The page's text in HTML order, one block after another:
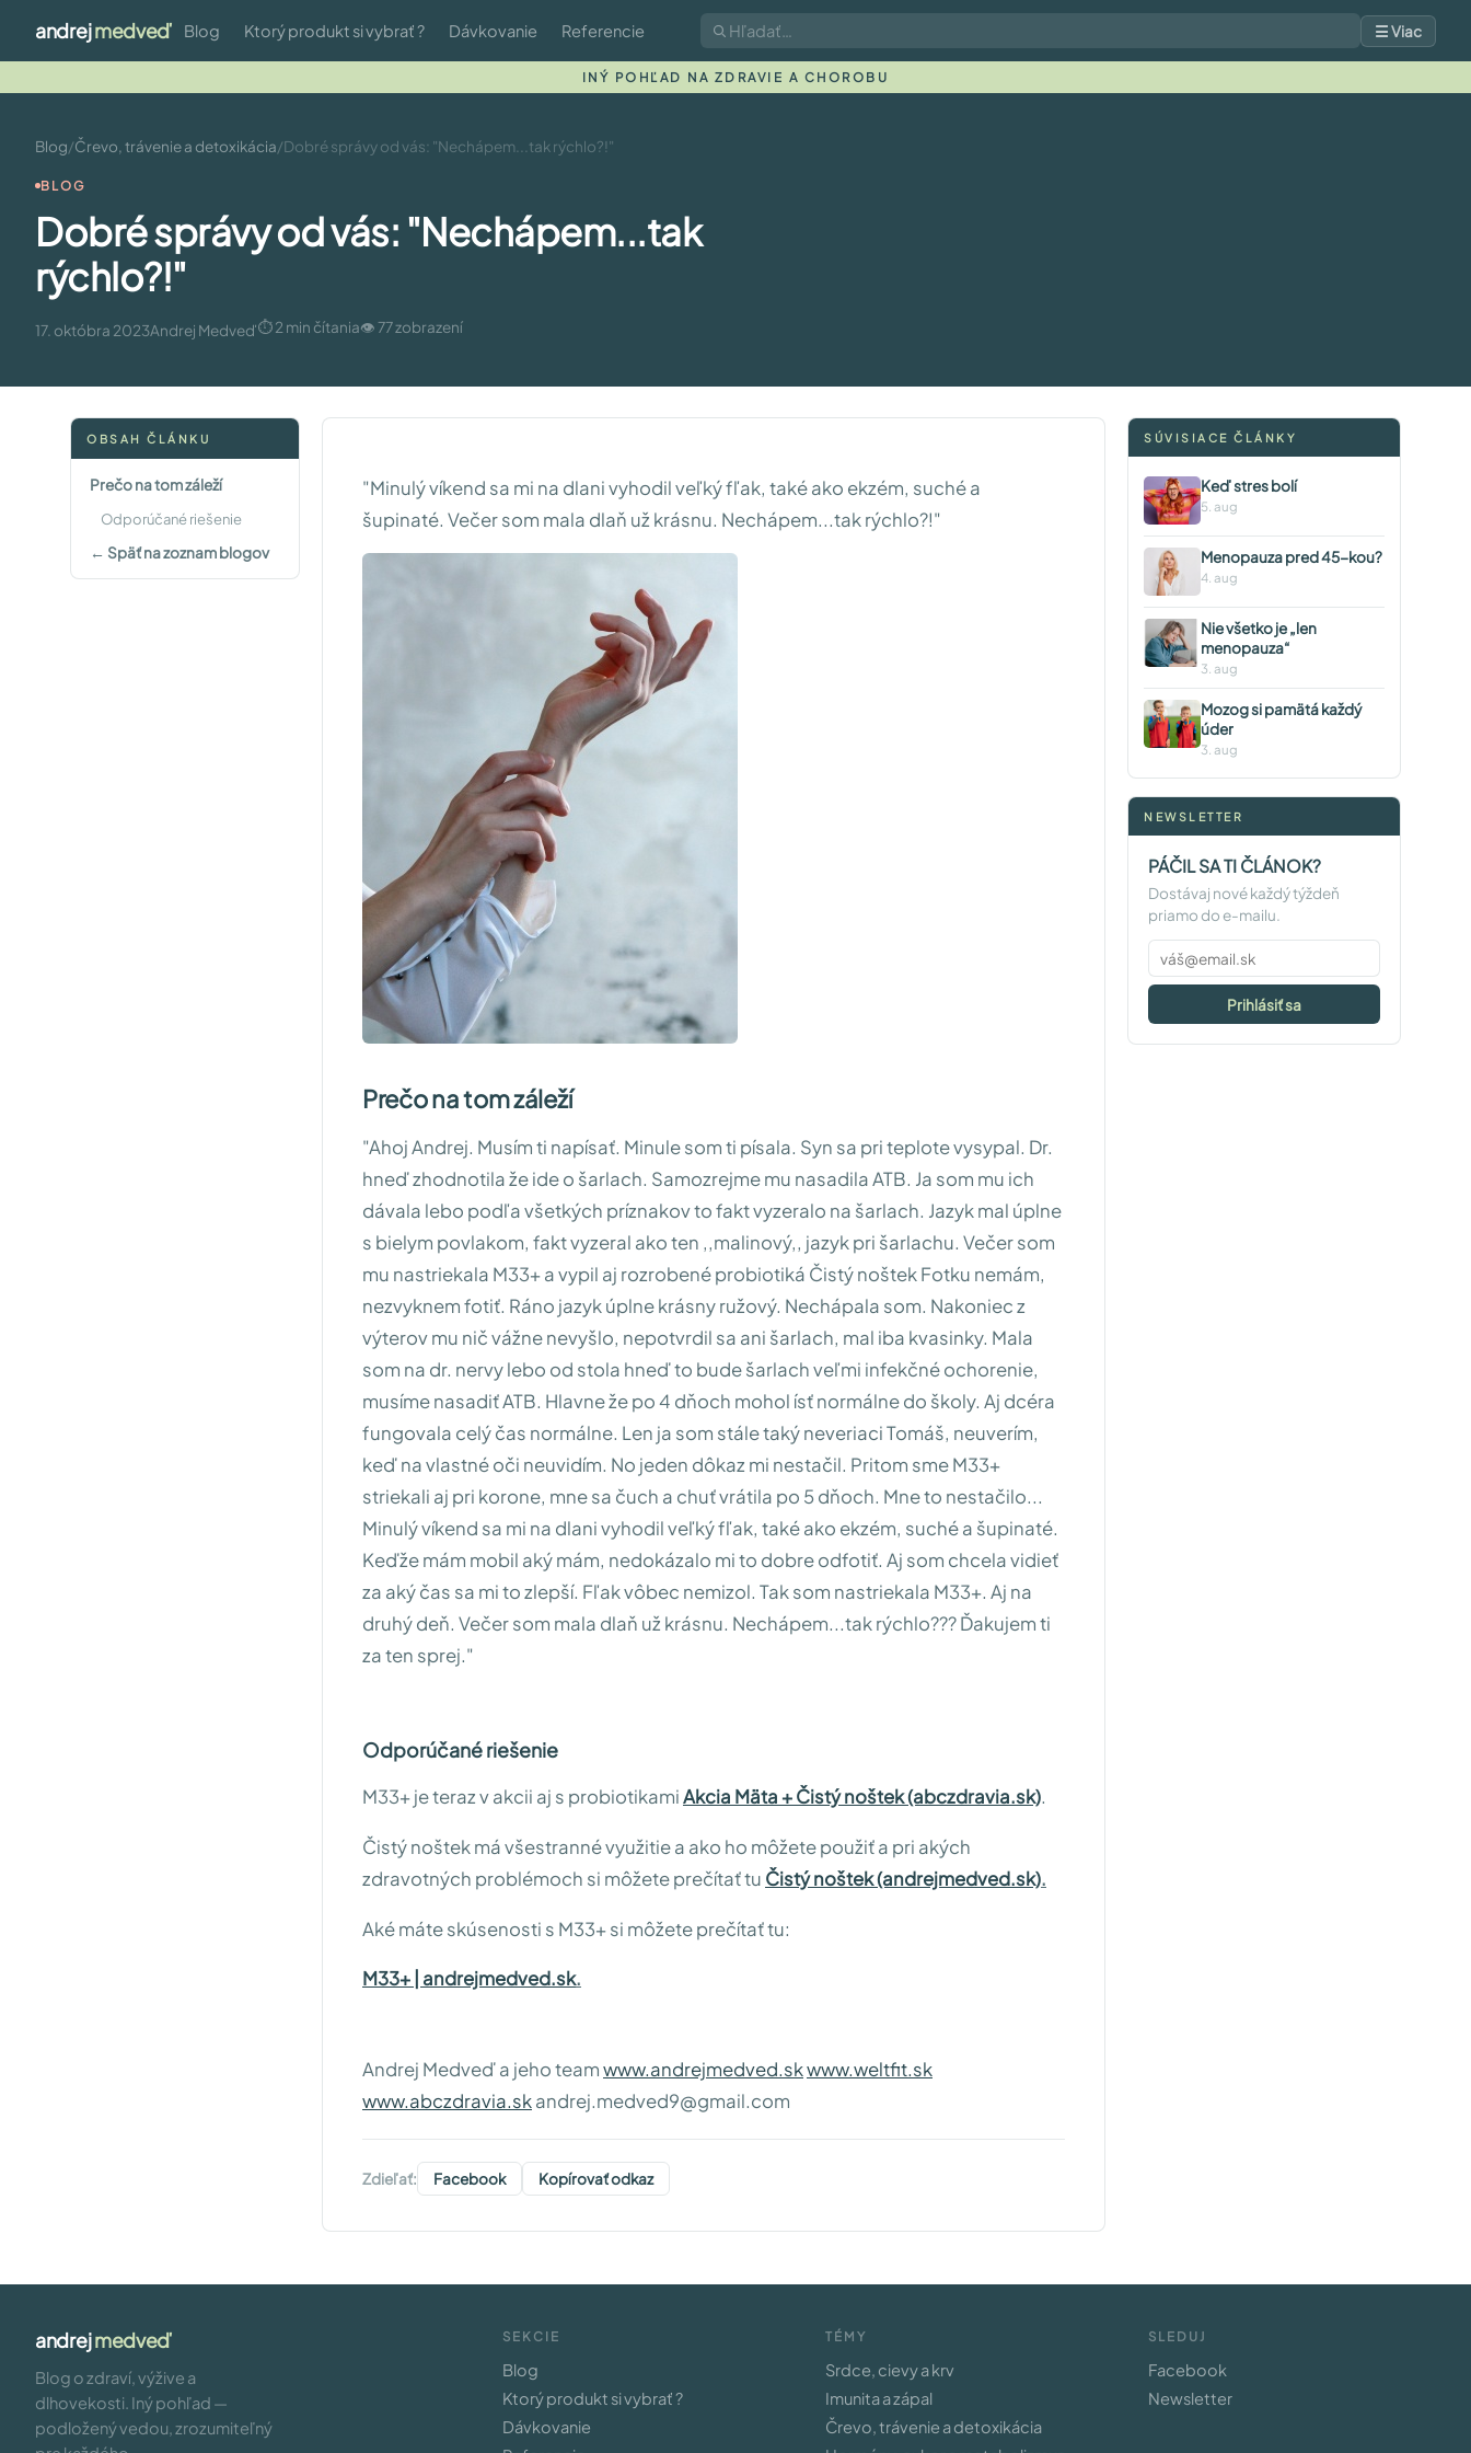
andrejmedveď Blog Ktorý produkt si vybrať ? Dávkovanie Referencie ☰ Viac
INÝ POHĽAD NA ZDRAVIE A CHOROBU
Blog/Črevo, trávenie a detoxikácia/Dobré správy od vás: "Nechápem...tak rýchlo?!"
BLOG
Dobré správy od vás: "Nechápem...tak
rýchlo?!"
17. októbra 2023Andrej Medveď⏱ 2 min čítania👁 77 zobrazení
OBSAH ČLÁNKU
Prečo na tom záleží
Odporúčané riešenie
← Späť na zoznam blogov
"Minulý víkend sa mi na dlani vyhodil veľký fľak, také ako ekzém, suché a
šupinaté. Večer som mala dlaň už krásnu. Nechápem...tak rýchlo?!"
Prečo na tom záleží
"Ahoj Andrej. Musím ti napísať. Minule som ti písala. Syn sa pri teplote vysypal. Dr.
hneď zhodnotila že ide o šarlach. Samozrejme mu nasadila ATB. Ja som mu ich
dávala lebo podľa všetkých príznakov to fakt vyzeralo na šarlach. Jazyk mal úplne
s bielym povlakom, fakt vyzeral ako ten ,,malinový,, jazyk pri šarlachu. Večer som
mu nastriekala M33+ a vypil aj rozrobené probiotiká Čistý noštek Fotku nemám,
nezvyknem fotiť. Ráno jazyk úplne krásny ružový. Nechápala som. Nakoniec z
výterov mu nič vážne nevyšlo, nepotvrdil sa ani šarlach, mal iba kvasinky. Mala
som na dr. nervy lebo od stola hneď to bude šarlach veľmi infekčné ochorenie,
musíme nasadiť ATB. Hlavne že po 4 dňoch mohol ísť normálne do školy. Aj dcéra
fungovala celý čas normálne. Len ja som stále taký neveriaci Tomáš, neuverím,
keď na vlastné oči neuvidím. No jeden dôkaz mi nestačil. Pritom sme M33+
striekali aj pri korone, mne sa čuch a chuť vrátila po 5 dňoch. Mne to nestačilo...
Minulý víkend sa mi na dlani vyhodil veľký fľak, také ako ekzém, suché a šupinaté.
Keďže mám mobil aký mám, nedokázalo mi to dobre odfotiť. Aj som chcela vidieť
za aký čas sa mi to zlepší. Fľak vôbec nemizol. Tak som nastriekala M33+. Aj na
druhý deň. Večer som mala dlaň už krásnu. Nechápem...tak rýchlo??? Ďakujem ti
za ten sprej."
Odporúčané riešenie
M33+ je teraz v akcii aj s probiotikamiAkcia Mäta + Čistý noštek (abczdravia.sk).
Čistý noštek má všestranné využitie a ako ho môžete použiť a pri akých
zdravotných problémoch si môžete prečítať tu Čistý noštek (andrejmedved.sk).
Aké máte skúsenosti s M33+ si môžete prečítať tu:
M33+ | andrejmedved.sk.
Andrej Medveď a jeho teamwww.andrejmedved.skwww.weltfit.sk
www.abczdravia.skandrej.medved9@gmail.com
Zdieľať: Facebook Kopírovať odkaz
SÚVISIACE ČLÁNKY
Keď stres bolí
5. aug
Menopauza pred 45-kou?
4. aug
Nie všetko je „len
menopauza“
3. aug
Mozog si pamätá každý
úder
3. aug
NEWSLETTER
PÁČIL SA TI ČLÁNOK?
Dostávaj nové každý týždeň
priamo do e-mailu.
Prihlásiť sa
andrejmedveď
Blog o zdraví, výžive a
dlhovekosti. Iný pohľad —
podložený vedou, zrozumiteľný
SEKCIE
Blog
Ktorý produkt si vybrať ?
Dávkovanie
TÉMY
Srdce, cievy a krv
Imunita a zápal
Črevo, trávenie a detoxikácia
SLEDUJ
Facebook
Newsletter